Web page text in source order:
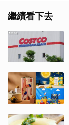
繼續看下去